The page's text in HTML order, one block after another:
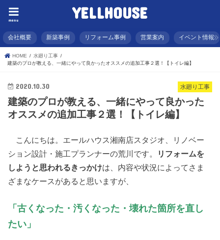
YELLHOUSE
menu
会社概要 新築事例 リフォーム事例 営業案内 イベント情報
HOME
水廻り工事
建築のプロが教える、一緒にやって良かったオススメの追加工事２選！【トイレ編】
水廻り工事
2020.10.30
建築のプロが教える、一緒にやって良かった
オススメの追加工事２選！【トイレ編】
こんにちは。エールハウス湘南店スタジオ、リノベー
ション設計・施工プランナーの荒川です。
リフォームを
しようと思われるきっかけは、内容や状況によってさま
ざまなケースがあると思いますが、
「古くなった・汚くなった・壊れた箇所を直し
たい」